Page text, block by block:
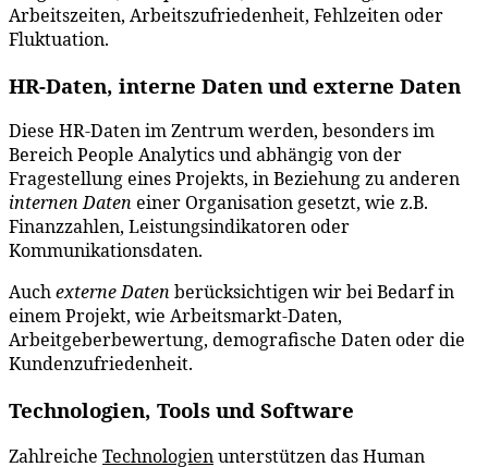
Arbeitszeiten, Arbeitszufriedenheit, Fehlzeiten oder
Fluktuation.
HR-Daten, interne Daten und externe Daten
Diese HR-Daten im Zentrum werden, besonders im
Bereich People Analytics und abhängig von der
Fragestellung eines Projekts, in Beziehung zu anderen
internen Daten einer Organisation gesetzt, wie z.B.
Finanzzahlen, Leistungsindikatoren oder
Kommunikationsdaten.
Auchexterne Daten berücksichtigen wir bei Bedarf in
einem Projekt, wie Arbeitsmarkt-Daten,
Arbeitgeberbewertung, demografische Daten oder die
Kundenzufriedenheit.
Technologien, Tools und Software
Zahlreiche Technologienunterstützen das Human